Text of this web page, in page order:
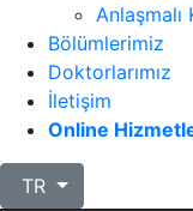
Anlaşmalı
Bölümlerimiz
Doktorlarımız
İletişim
Online
TR